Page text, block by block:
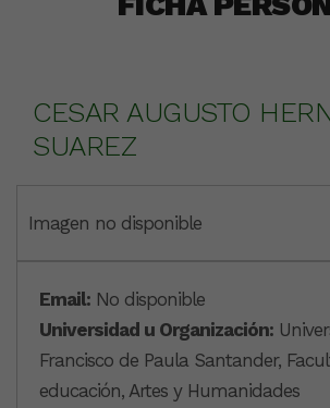
CESAR AUGUSTO
SUAREZ
Imagen no disponible
Email: No disponible
Universidad u Organización:
Francisco de Paula Santander,
educación, Artes y Humanidades